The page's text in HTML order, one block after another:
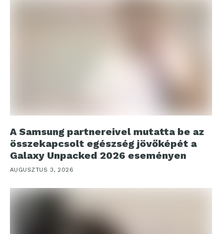
A Samsung partnereivel mutatta be az
összekapcsolt egészség jövőképét a
Galaxy Unpacked 2026 eseményen
AUGUSZTUS 3, 2026